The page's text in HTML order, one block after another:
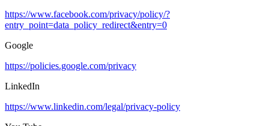
https://www.facebook.com/privacy/policy/?
entry_point=data_policy_redirect&entry=0
Google
https://policies.google.com/privacy
LinkedIn
https://www.linkedin.com/legal/privacy-policy